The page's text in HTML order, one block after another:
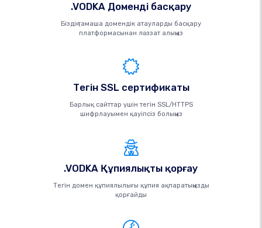
.VODKA Доменді басқару
Біздің тамаша домендік атауларды басқару
платформасынан ләззат алыңыз
Тегін SSL сертификаты
Барлық сайттар үшін тегін SSL/HTTPS
шифрлауымен қауіпсіз болыңыз
.VODKA Құпиялықты қорғау
Тегін домен құпиялылығы құпия ақпаратыңызды
қорғайды